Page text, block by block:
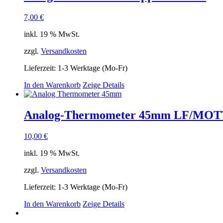
7,00 €
inkl. 19 % MwSt.
zzgl. Versandkosten
Lieferzeit: 1-3 Werktage (Mo-Fr)
In den Warenkorb Zeige Details
Analog-Thermometer 45mm LF/
10,00 €
inkl. 19 % MwSt.
zzgl. Versandkosten
Lieferzeit: 1-3 Werktage (Mo-Fr)
In den Warenkorb Zeige Details